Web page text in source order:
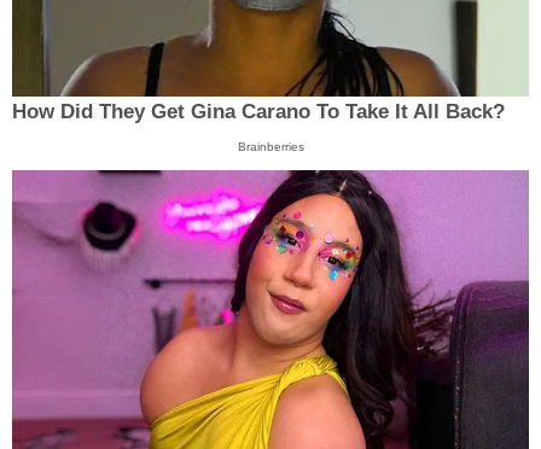
How Did They Get Gina Carano To Take It All Back?
Brainberries